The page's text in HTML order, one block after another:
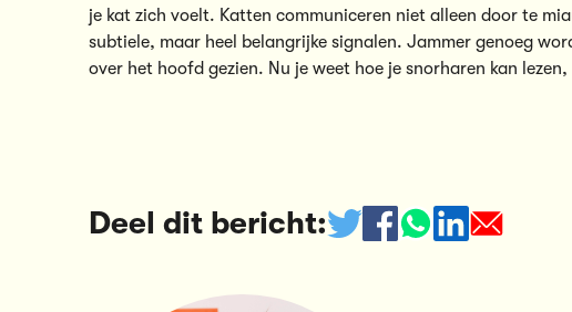
je kat zich voelt. Katten communiceren niet alleen door te
subtiele, maar heel belangrijke signalen. Jammer genoeg
over het hoofd gezien. Nu je weet hoe je snorharen kan
Deel dit bericht: